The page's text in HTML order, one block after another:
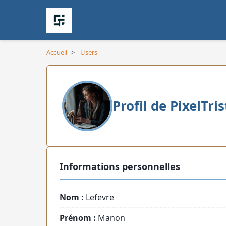
Accueil > Users
Profil de
Informations personnelles
Nom : Lefevre
Prénom : Manon